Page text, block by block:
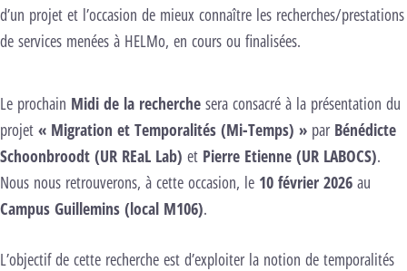
d’un projet et l’occasion de mieux connaître les recherches/prestations
de services menées à HELMo, en cours ou finalisées.
Le prochain Midi de la recherche sera consacré à la présentation du
projet « Migration et Temporalités (Mi-Temps) » par Bénédicte
Schoonbroodt (UR REaL Lab) et Pierre Etienne (UR LABOCS).
Nous nous retrouverons, à cette occasion, le 10 février 2026 au
Campus Guillemins (local M106).
L’objectif de cette recherche est d’exploiter la notion de temporalités